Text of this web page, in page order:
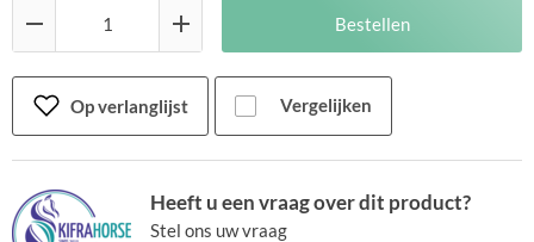
Bestellen
Op verlanglijst Vergelijken
Heeft u een vraag over dit product?
Stel ons uw vraag